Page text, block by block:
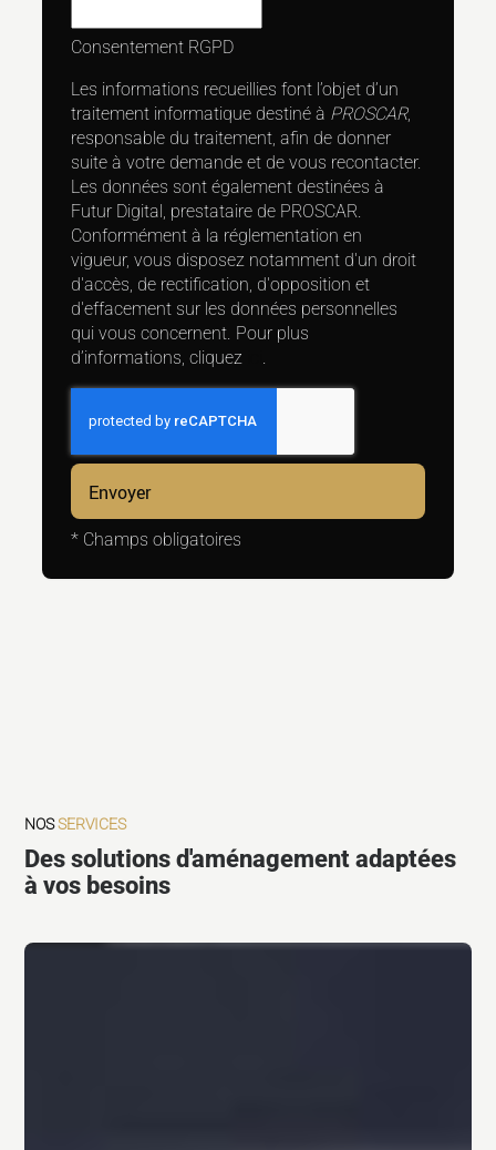
Consentement RGPD
Les informations recueillies font l’objet d’un
traitement informatique destiné à PROSCAR,
responsable du traitement, afin de donner
suite à votre demande et de vous recontacter.
Les données sont également destinées à
Futur Digital, prestataire de PROSCAR.
Conformément à la réglementation en
vigueur, vous disposez notamment d'un droit
d'accès, de rectification, d'opposition et
d'effacement sur les données personnelles
qui vous concernent. Pour plus
d’informations, cliquez
.
* Champs obligatoires
NOSSERVICES
Des solutions d'aménagement adaptées
à vos besoins